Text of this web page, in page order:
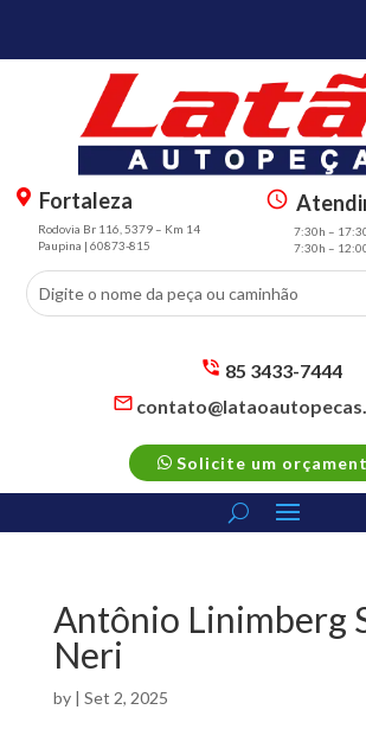
m
ar
Fortaleza
Rodovia Br 116, 5379 – Km 14
Paupina | 60873-815
t
3
sc
e
ul
e
ic
o
n
7:30h – 17:30h
7:30h –
m
p
h
o
e
lk
ic
85 3433-7444
m
t2
m
o
ic
o
n
Solicite um
Antônio Linimberg
Neri
by Set 2, 2025